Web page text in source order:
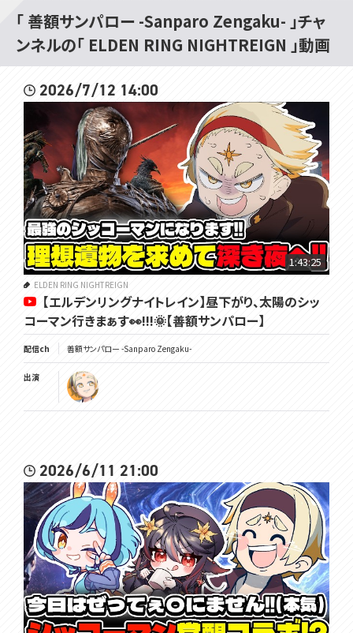
VOMS以外でナイトレインが出来るなんて...( ；∀；)
こんな幸せがあっていいのか...。
本日やるエルデンリングナイトレインはスパチャ、メンギフ等禁止でお願
いします🌞
初めましてだけどあんま初めましてじゃない二人👇
@akaitomato_V
@miumi_willani
以上、おわりッ!!!
今日やるエルデンリングナイトレインのページ👇
https://store.steampowered.com/app/2622380/ELDEN_RING_NI
GHTREIGN/
━━━━━━━━━━━━━━━━━━━━━━━━━━━━━
━━━━━━
🌞笑顔になるTwitter☟
https://twitter.com/Sanparo_Z
🌞チャンネル登録と高評価を...押せェーーーｯ☟
https://www.youtube.com/@UCIEBSYfCdoSwkeWu9Odhkgg
🌞VOMS公式HP☟
https://youtube.com/@VOMS_Project
━━━━━━━━━━━━━━━━━━━━━━━━━━━━━
━━━━━━
覚悟を決めろ🌞
#太曜ロードショー #voms_project #エルデンリングナイトレイン
「 善額サンパロー -Sanparo Zengaku- 」チャ
ンネルの「 ELDEN RING NIGHTREIGN 」動画
2026/7/12 14:00
1:43:25
ELDEN RING NIGHTREIGN
【エルデンリングナイトレイン】昼下がり、太陽のシッ
コーマン行きまぁす👀!!!🌞【善額サンパロー】
配信ch 善額サンパロー -Sanparo Zengaku-
出演
2026/6/11 21:00